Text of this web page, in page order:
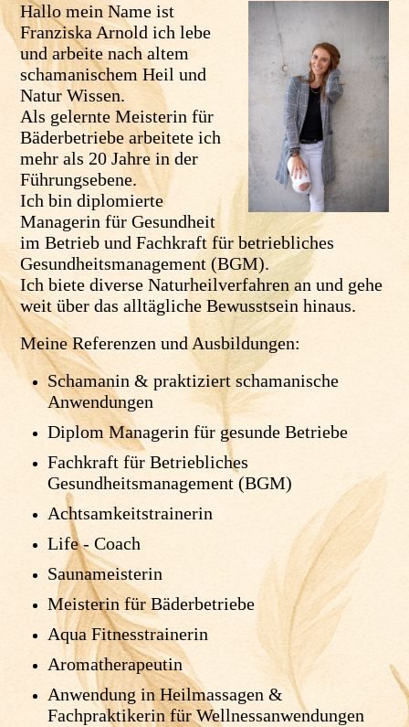
Hallo mein Name ist
Franziska Arnold ich lebe
und arbeite nach altem
schamanischem Heil und
Natur Wissen.
Als gelernte Meisterin für
Bäderbetriebe arbeitete ich
mehr als 20 Jahre in der
Führungsebene.
Ich bin diplomierte
Managerin für Gesundheit
im Betrieb und Fachkraft für betriebliches
Gesundheitsmanagement (BGM).
Ich biete diverse Naturheilverfahren an und gehe
weit über das alltägliche Bewusstsein hinaus.
Meine Referenzen und Ausbildungen:
Schamanin & praktiziert schamanische
Anwendungen
Diplom Managerin für gesunde Betriebe
Fachkraft für Betriebliches
Gesundheitsmanagement (BGM)
Achtsamkeitstrainerin
Life - Coach
Saunameisterin
Meisterin für Bäderbetriebe
Aqua Fitnesstrainerin
Aromatherapeutin
Anwendung in Heilmassagen &
Fachpraktikerin für Wellnessanwendungen